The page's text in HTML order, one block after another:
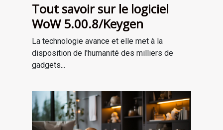
Tout savoir sur le logiciel
WoW 5.00.8/Keygen
La technologie avance et elle met à la
disposition de l'humanité des milliers de
gadgets...